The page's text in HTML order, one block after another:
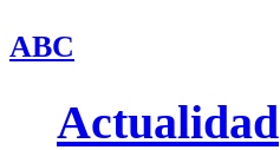
ABC
Actualidad